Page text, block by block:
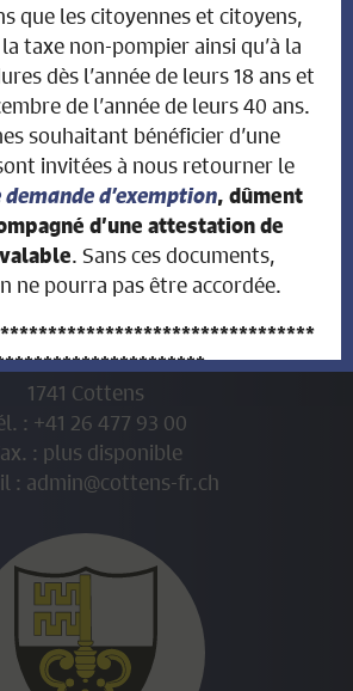
d'ouverture:
de 17h00 à 19h00
de 9h30 à 11h30
de 9h30 à 11h30
de 14h00 à 17h00
communale
du Centre 20
1741 Cottens
: +41 26 477 93 00
: plus disponible
: admin@cottens-fr.ch
que les citoyennes et citoyens,
taxe non-pompier ainsi qu’à la
dès l’année de leurs 18 ans et
de l’année de leurs 40 ans.
souhaitant bénéficier d’une
invitées à nous retourner le
d’exemption, dûment
d’une attestation de
. Sans ces documents,
ne pourra pas être accordée.
PROPRIÉTAIRES
QUI ONT VENDU LEUR
DURANT
L’ANNÉE 2026
à votre connaissance que nous